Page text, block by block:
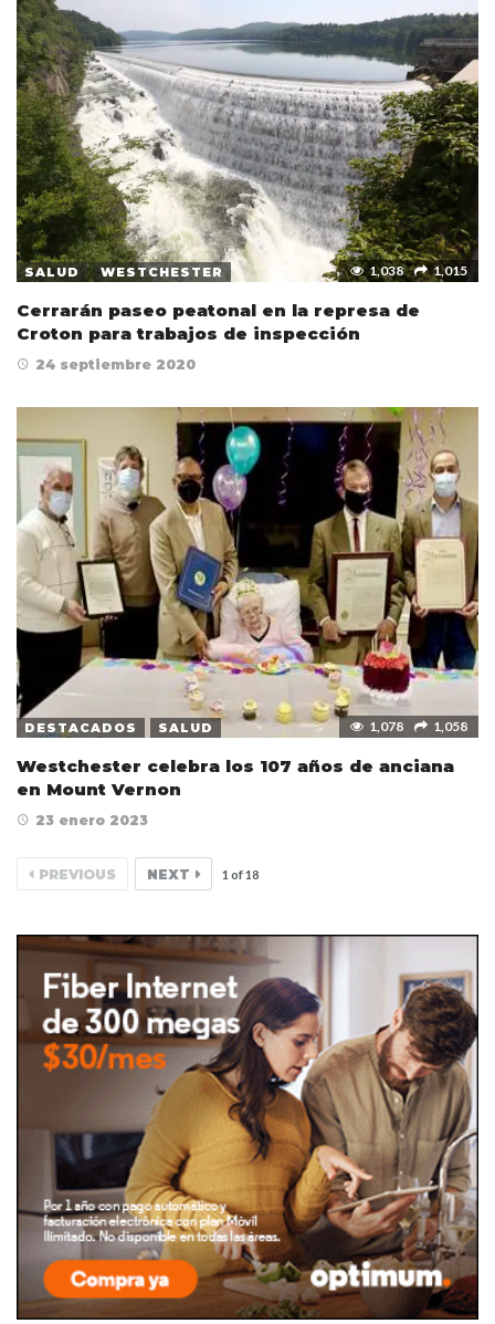
SALUD WESTCHESTER 1,038 1,015
Cerrarán paseo peatonal en la represa de
Croton para trabajos de inspección
24 septiembre 2020
DESTACADOS SALUD 1,078 1,058
Westchester celebra los 107 años de anciana
en Mount Vernon
23 enero 2023
PREVIOUS NEXT 1 of18